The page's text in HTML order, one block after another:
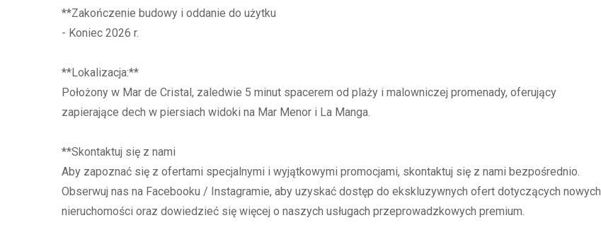
**Zakończenie budowy i oddanie do użytku
- Koniec 2026 r.
**Lokalizacja:**
Położony w Mar de Cristal, zaledwie 5 minut spacerem od plaży i malowniczej promenady, oferujący
zapierające dech w piersiach widoki na Mar Menor i La Manga.
**Skontaktuj się z nami
Aby zapoznać się z ofertami specjalnymi i wyjątkowymi promocjami, skontaktuj się z nami bezpośrednio.
Obserwuj nas na Facebooku / Instagramie, aby uzyskać dostęp do ekskluzywnych ofert dotyczących nowych
nieruchomości oraz dowiedzieć się więcej o naszych usługach przeprowadzkowych premium.